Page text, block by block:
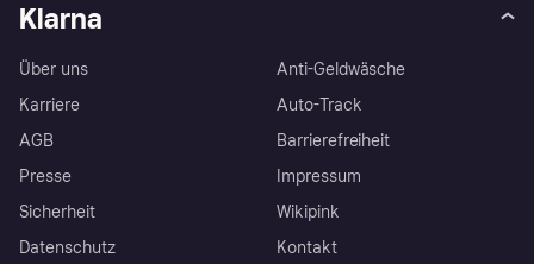
Klarna
Über uns
Karriere
AGB
Presse
Sicherheit
Datenschutz
Anti-Geldwäsche
Auto-Track
Barrierefreiheit
Impressum
Wikipink
Kontakt